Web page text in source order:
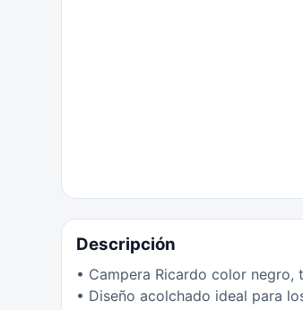
Descripción
• Campera Ricardo color negro,
• Diseño acolchado ideal para